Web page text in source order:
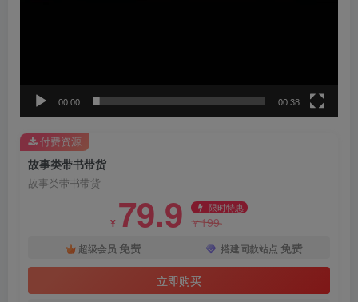
00:00 00:38
故事类带书带货
故事类带书带货
¥ 79.9 限时特惠
¥199
超级会员 免费 搭建同款站点 免费
立即购买
付费资源